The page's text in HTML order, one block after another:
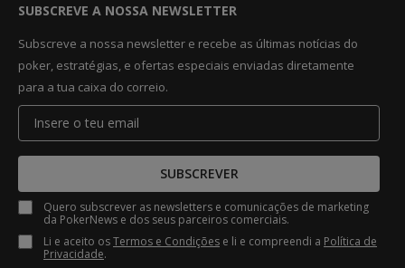
SUBSCREVE A NOSSA NEWSLETTER
Subscreve a nossa newsletter e recebe as últimas notícias do
poker, estratégias, e ofertas especiais enviadas diretamente
para a tua caixa do correio.
SUBSCREVER
Quero subscrever as newsletters e comunicações de marketing
da PokerNews e dos seus parceiros comerciais.
Li e aceito osTermos e Condições e li e compreendi a Política de
Privacidade.